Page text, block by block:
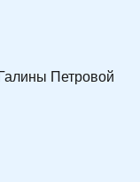
Петровой